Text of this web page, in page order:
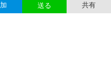
送る 共有